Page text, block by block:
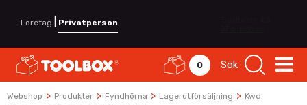
Företag Privatperson
0 Sök
Webshop > Produkter > Fyndhörna > Lagerutförsäljning > Kwd